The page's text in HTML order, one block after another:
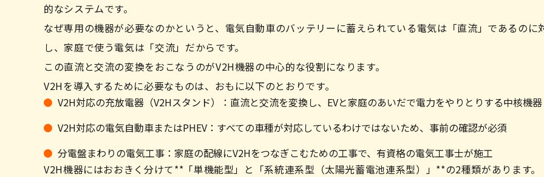
的なシステムです。
なぜ専用の機器が必要なのかというと、電気自動車のバッテリーに蓄えられている電気は「直流」であるのに
し、家庭で使う電気は「交流」だからです。
この直流と交流の変換をおこなうのがV2H機器の中心的な役割になります。
V2Hを導入するために必要なものは、おもに以下のとおりです。
V2H対応の充放電器（V2Hスタンド）：直流と交流を変換し、EVと家庭のあいだで電力をやりとりする中核機器
V2H対応の電気自動車またはPHEV：すべての車種が対応しているわけではないため、事前の確認が必須
分電盤まわりの電気工事：家庭の配線にV2Hをつなぎこむための工事で、有資格の電気工事士が施工
V2H機器にはおおきく分けて**「単機能型」と「系統連系型（太陽光蓄電池連系型）」**の2種類があります。